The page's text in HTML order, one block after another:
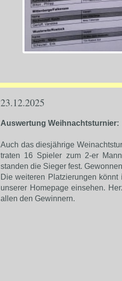
23.12.2025
Auswertung Weihnachtsturnier:
Auch das diesjährige
traten 16 Spieler zum 2-er
standen die Sieger fest.
Die weiteren Platzierungen
unserer Homepage einsehen.
allen den Gewinnern.